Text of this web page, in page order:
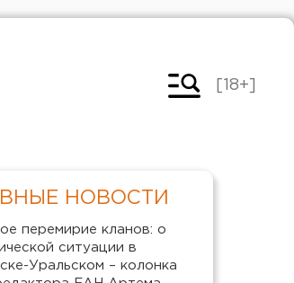
[18+]
НОВОСТИ
перемирие кланов: о
ситуации в
Уральском – колонка